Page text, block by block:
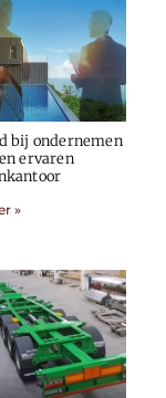
bij ondernemen
ervaren
»